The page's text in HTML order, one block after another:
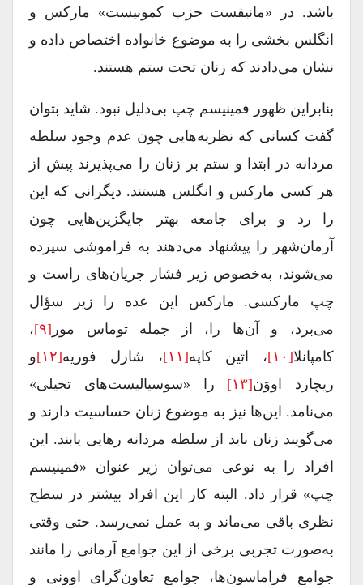
باشد. در «مانیفست حزب کمونیست» مارکس و
انگلس بخشی را به موضوع خانواده اختصاص داده و
نشان می‌دادند که زنان تحت ستم هستند.
بنابراین ظهور فمینیسم چپ بی‌دلیل نبود. شاید بتوان
گفت کسانی که نظریه‌هایی چون عدم وجود سلطه
مردانه در ابتدا و ستم بر زنان را می‌پذیرند پیش از
هر کسی مارکس و انگلس هستند. دیگرانی که این
را رد و برای جامعه بهتر جایگزین‌هایی چون
آرمان‌شهر را پیشنهاد می‌دهند به فراموشی سپرده
می‌شوند، به‌خصوص زیر فشار جریان‌های راست و
چپ مارکسی. مارکس این عده را زیر سؤال
می‌برد، و آن‌ها را، از جمله توماس مور[۹]
،
کامپانلا[۱۰] ، اتین کاپه[۱۱] ، شارل فوریه[۱۲]
و
ریچارد اووَن[۱۳]
را «سوسیالیست‌های تخیلی»
می‌نامد. این‌ها نیز به موضوع زنان حساسیت دارند و
می‌گویند زنان باید از سلطه مردانه رهایی یابند. این
افراد را به نوعی می‌توان زیر عنوان «فمینیسم
چپ» قرار داد. البته کار این افراد بیشتر در سطح
نظری باقی می‌ماند و به عمل نمی‌رسد. حتی وقتی
به‌صورت تجربی برخی از این جوامع آرمانی را مانند
جوامع فراماسون‌ها، جوامع تعاون‌گرای اووِنی و